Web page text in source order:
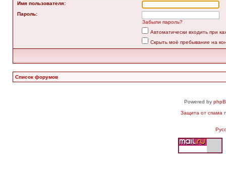
Имя пользователя:
Пароль:
Забыли пароль?
Автоматически входить при
Скрыть моё пребывание на
Список форумов
Powered by
Защита от спама